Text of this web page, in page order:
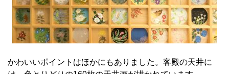
かわいいポイントはほかにもありました。客殿の天井に